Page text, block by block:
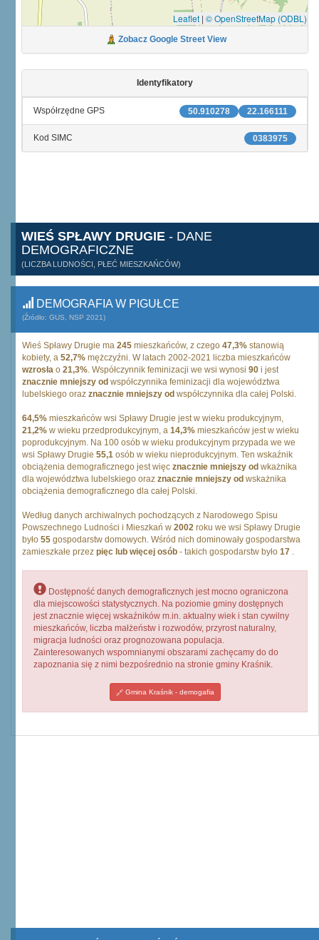
Leaflet | © OpenStreetMap (ODBL)
Zobacz Google Street View
Identyfikatory
22.166111
50.910278
Współrzędne GPS
0383975
Kod SIMC
WIEŚ SPŁAWY DRUGIE - DANE
DEMOGRAFICZNE
(LICZBA LUDNOŚCI, PŁEĆ MIESZKAŃCÓW)
DEMOGRAFIA W PIGUŁCE
(Źródło: GUS, NSP 2021)
Wieś Spławy Drugie ma 245 mieszkańców, z czego 47,3% stanowią
kobiety, a 52,7% mężczyźni. W latach 2002-2021 liczba mieszkańców
wzrosła o 21,3%. Współczynnik feminizacji we wsi wynosi 90 i jest
znacznie mniejszy od współczynnika feminizacji dla województwa
lubelskiego oraz znacznie mniejszy od współczynnika dla całej Polski.
64,5% mieszkańców wsi Spławy Drugie jest w wieku produkcyjnym,
21,2% w wieku przedprodukcyjnym, a 14,3% mieszkańców jest w wieku
poprodukcyjnym. Na 100 osób w wieku produkcyjnym przypada we we
wsi Spławy Drugie 55,1 osób w wieku nieprodukcyjnym. Ten wskaźnik
obciążenia demograficznego jest więc znacznie mniejszy od wkażnika
dla województwa lubelskiego oraz znacznie mniejszy od wskażnika
obciążenia demograficznego dla całej Polski.
Według danych archiwalnych pochodzących z Narodowego Spisu
Powszechnego Ludności i Mieszkań w 2002 roku we wsi Spławy Drugie
było 55 gospodarstw domowych. Wśród nich dominowały gospodarstwa
zamieszkałe przez pięc lub więcej osób - takich gospodarstw było 17 .
Dostępność danych demograficznych jest mocno ograniczona
dla miejscowości statystycznych. Na poziomie gminy dostępnych
jest znacznie więcej wskaźników m.in. aktualny wiek i stan cywilny
mieszkańców, liczba małżeństw i rozwodów, przyrost naturalny,
migracja ludności oraz prognozowana populacja.
Zainteresowanych wspomnianymi obszarami zachęcamy do do
zapoznania się z nimi bezpośrednio na stronie gminy Kraśnik.
Gmina Kraśnik - demogafia